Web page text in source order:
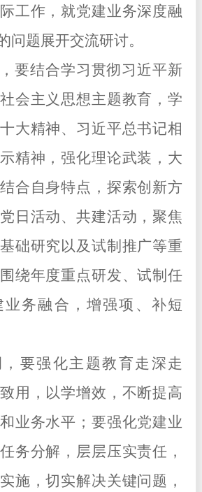
工作，就党建业务深度融
问题展开交流研讨。
要结合学习贯彻习近平新
会主义思想主题教育，学
大精神、习近平总书记相
精神，强化理论武装，大
合自身特点，探索创新方
日活动、共建活动，聚焦
础研究以及试制推广等重
绕年度重点研发、试制任
务融合，增强项、补短
要强化主题教育走深走
用，以学增效，不断提高
业务水平；要强化党建业
务分解，层层压实责任，
施，切实解决关键问题，